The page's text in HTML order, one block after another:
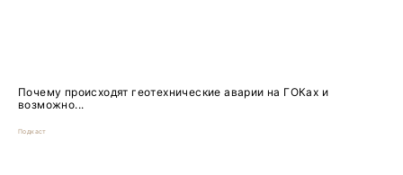
Почему происходят геотехнические аварии на ГОКах и
возможно...
Подкаст